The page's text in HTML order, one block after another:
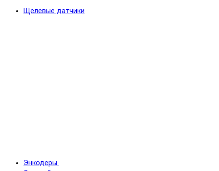
Щелевые датчики
Энкодеры